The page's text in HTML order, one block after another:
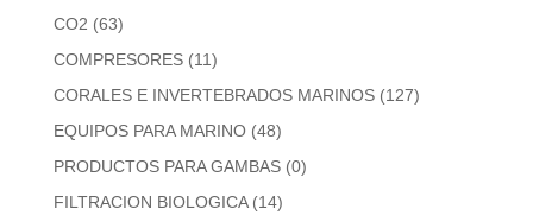
CO2 (63)
COMPRESORES (11)
CORALES E INVERTEBRADOS MARINOS (127)
EQUIPOS PARA MARINO (48)
PRODUCTOS PARA GAMBAS (0)
FILTRACION BIOLOGICA (14)